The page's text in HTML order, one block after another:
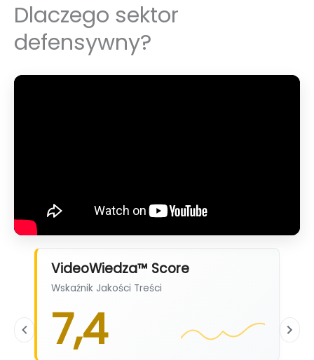
Dlaczego sektor
defensywny?
VideoWiedza™ Score
Wskaźnik Jakości Treści
7,4